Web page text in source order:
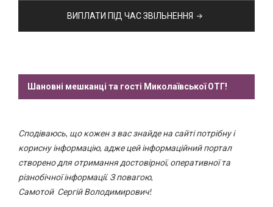
ВИПЛАТИ ПІД ЧАС ЗВІЛЬНЕННЯ
Шановні мешканці та гості Миколаївської ОТГ!
Сподіваюсь, що кожен з вас знайде на сайті потрібну і
корисну інформацію, адже цей інформаційний портал
створено для отримання достовірної, оперативної та
різнобічної інформації. З повагою,
Самотой Сергій Володимирович!